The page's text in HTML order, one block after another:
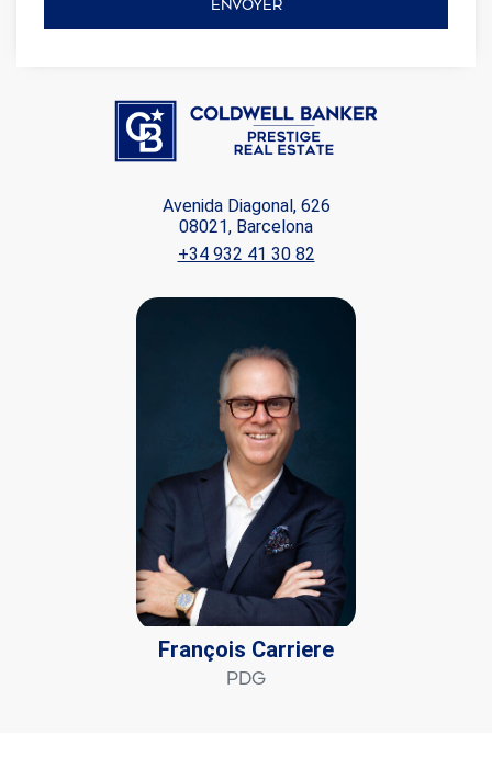
ENVOYER
Avenida Diagonal, 626
08021, Barcelona
+34 932 41 30 82
François Carriere
PDG